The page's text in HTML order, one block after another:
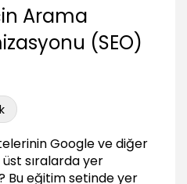
etiketinin kullanımı
Arama
(SEO)
Google ve diğer
sıralarda yer
Bu eğitim setinde yer